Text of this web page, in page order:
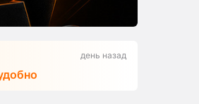
день назад